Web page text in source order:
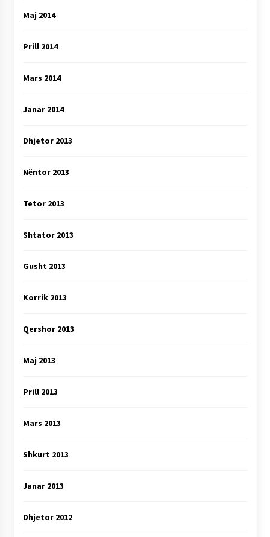
Maj 2014
Prill 2014
Mars 2014
Janar 2014
Dhjetor 2013
Nëntor 2013
Tetor 2013
Shtator 2013
Gusht 2013
Korrik 2013
Qershor 2013
Maj 2013
Prill 2013
Mars 2013
Shkurt 2013
Janar 2013
Dhjetor 2012